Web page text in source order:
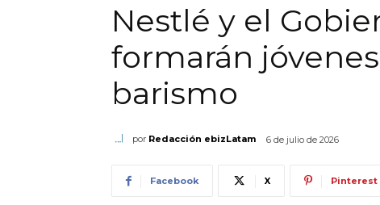
Nestlé y el
formarán
barismo
por Redacción ebizLatam 6 de julio de 2026
Facebook X Pinterest